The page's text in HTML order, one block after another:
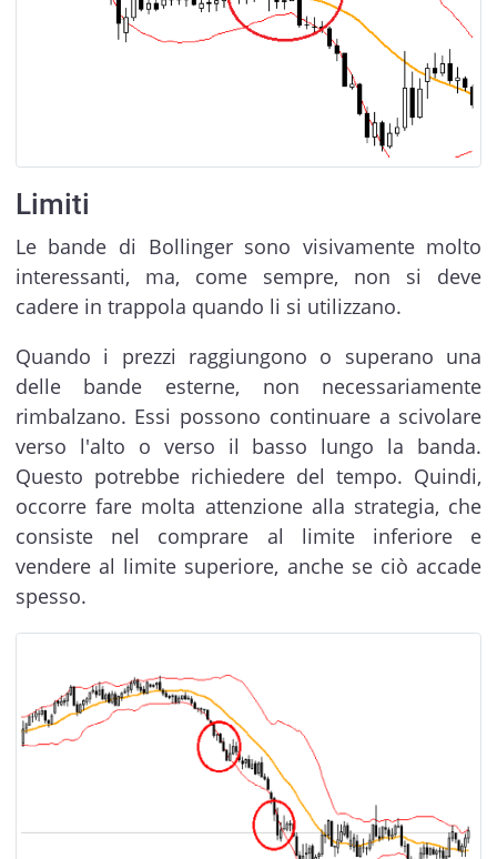
Limiti
Le bande di Bollinger sono visivamente molto
interessanti, ma, come sempre, non si deve
cadere in trappola quando li si utilizzano.
Quando i prezzi raggiungono o superano una
delle bande esterne, non necessariamente
rimbalzano. Essi possono continuare a scivolare
verso l'alto o verso il basso lungo la banda.
Questo potrebbe richiedere del tempo. Quindi,
occorre fare molta attenzione alla strategia, che
consiste nel comprare al limite inferiore e
vendere al limite superiore, anche se ciò accade
spesso.